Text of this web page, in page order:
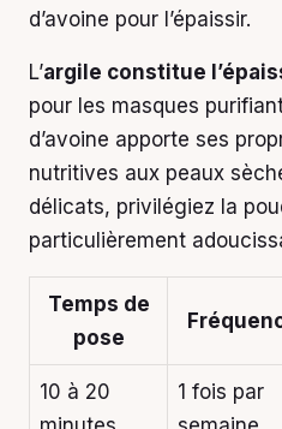
d’avoine pour l’épaissir.
L’argile constitue
pour les masques
d’avoine apporte ses
nutritives aux peaux
délicats, privilégiez la
particulièrement
Temps de
pose
10 à 20
1 fois par